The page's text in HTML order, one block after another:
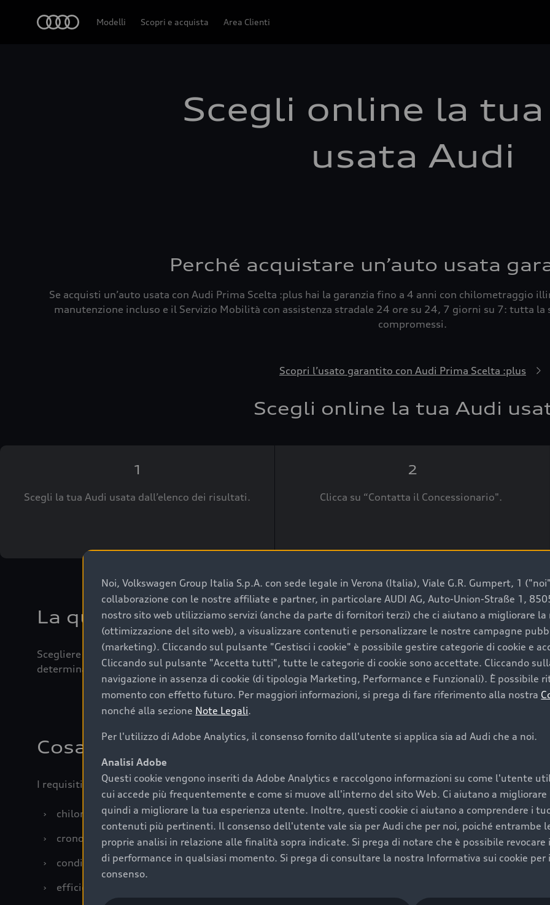
Modelli Scopri e acquista Area Clienti
Scegli online la
usata Audi
Perché acquistare un’auto usata
Se acquisti un’auto usata con Audi Prima Scelta :plus hai la garanzia fino a 4 anni con chilometraggio
manutenzione incluso e il Servizio Mobilità con assistenza stradale 24 ore su 24, 7 giorni su 7: tutta la
compromessi.
Scopri l’usato garantito con Audi Prima Scelta :plus
Scegli online la tua Audi
1
Scegli la tua Audi usata dall’elenco dei risultati.
2
Clicca su “Contatta il Concessionario".
La qualità di acquistare un’auto usata Audi
Scegliere un’auto usata è una decisione che coniuga convenienza, affidabilità e sostenibilità. Per fare un
determinanti come la garanzia inclusa e l’affidabilità del marchio. Audi offre l’auto usata perfetta tramite
Cosa sapere prima di acquistare la tua prossima
I requisiti fondamentali da considerare prima di acquistare un’auto usata, oltre al prezzo e all'aspetto,
›
chilometraggio: un valore contenuto corrisponde a uno stato migliore del veicolo e a una maggiore
›
cronologia dei tagliandi: una documentazione completa della vettura certifica una manutenzione
›
condizioni della carrozzeria e degli interni: una buona conservazione evidenzia cura e attenzione del
›
efficienza meccanica: motore, trasmissione e componenti principali in ottimo stato garantiscono
Noi, Volkswagen Group Italia S.p.A. con sede legale in Verona (Italia), Viale G.R. Gumpert, 1
collaborazione con le nostre affiliate e partner, in particolare AUDI AG, Auto-Union-Straße 1,
nostro sito web utilizziamo servizi (anche da parte di fornitori terzi) che ci aiutano a migliorare la
(ottimizzazione del sito web), a visualizzare contenuti e personalizzare le nostre campagne
(marketing). Cliccando sul pulsante "Gestisci i cookie" è possibile gestire categorie di cookie e
Cliccando sul pulsante "Accetta tutti", tutte le categorie di cookie sono accettate. Cliccando
navigazione in assenza di cookie (di tipologia Marketing, Performance e Funzionali). È possibile
momento con effetto futuro. Per maggiori informazioni, si prega di fare riferimento alla nostra
nonché alla sezione Note Legali.
Per l'utilizzo di Adobe Analytics, il consenso fornito dall'utente si applica sia ad Audi che a noi.
Analisi Adobe
Questi cookie vengono inseriti da Adobe Analytics e raccolgono informazioni su come l'utente
cui accede più frequentemente e come si muove all'interno del sito Web. Ci aiutano a
quindi a migliorare la tua esperienza utente. Inoltre, questi cookie ci aiutano a comprendere i
contenuti più pertinenti. Il consenso dell'utente vale sia per Audi che per noi, poiché entrambe
proprie analisi in relazione alle finalità sopra indicate. Si prega di notare che è possibile
di performance in qualsiasi momento. Si prega di consultare la nostra Informativa sui cookie per
consenso.